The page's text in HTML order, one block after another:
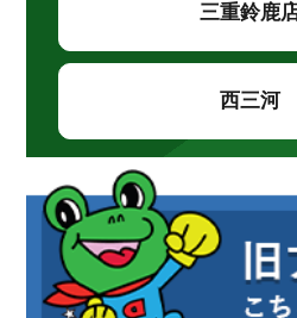
三重鈴鹿
西三河